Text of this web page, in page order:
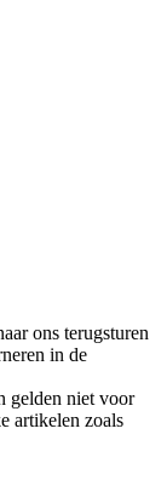
ons terugsturen
in de
gelden niet voor
artikelen zoals